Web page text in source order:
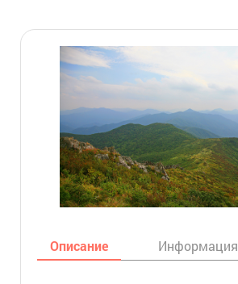
Описание Информация